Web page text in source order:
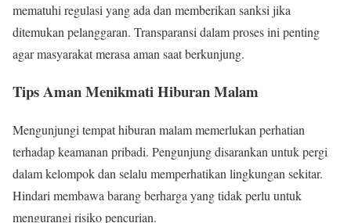
mematuhi regulasi yang ada dan memberikan sanksi jika
ditemukan pelanggaran. Transparansi dalam proses ini penting
agar masyarakat merasa aman saat berkunjung.
Tips Aman Menikmati Hiburan Malam
Mengunjungi tempat hiburan malam memerlukan perhatian
terhadap keamanan pribadi. Pengunjung disarankan untuk pergi
dalam kelompok dan selalu memperhatikan lingkungan sekitar.
Hindari membawa barang berharga yang tidak perlu untuk
mengurangi risiko pencurian.